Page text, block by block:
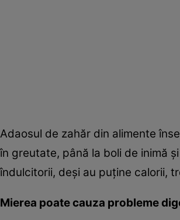
Adaosul de zahăr din alimente
în greutate, până la boli de inimă
îndulcitorii, deşi au puţine calorii,
Mierea poate cauza probleme